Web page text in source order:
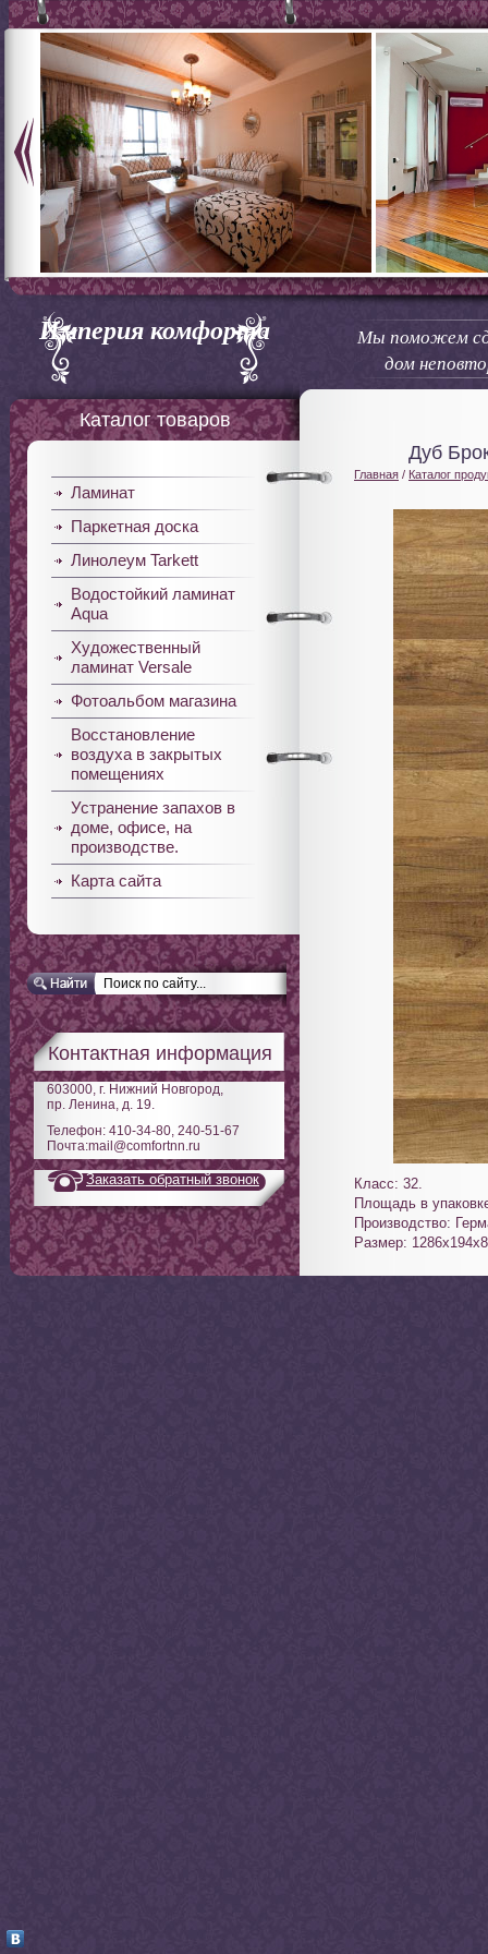
Империя комфорта
Мы поможем
дом
Каталог товаров
Ламинат
Паркетная доска
Линолеум Tarkett
Водостойкий ламинат
Aqua
Художественный
ламинат Versale
Фотоальбом магазина
Восстановление
воздуха в закрытых
помещениях
Устранение запахов в
доме, офисе, на
производстве.
Карта сайта
Контактная информация
603000, г. Нижний Новгород,
пр. Ленина, д. 19.
Телефон: 410-34-80, 240-51-67
Почта:mail@comfortnn.ru
Заказать обратный звонок
Дуб
Главная / Каталог
Класс: 32.
Площадь в
Производство:
Размер: